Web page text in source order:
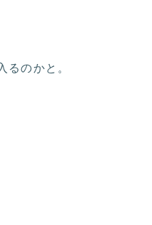
のかと。